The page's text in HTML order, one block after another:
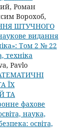
Роман
Ворохоб,
ШТУЧНОГО
видання
Том 2 № 22
техніка
Pavlo
ЇХ
ТА
фахове
наука,
освіта,